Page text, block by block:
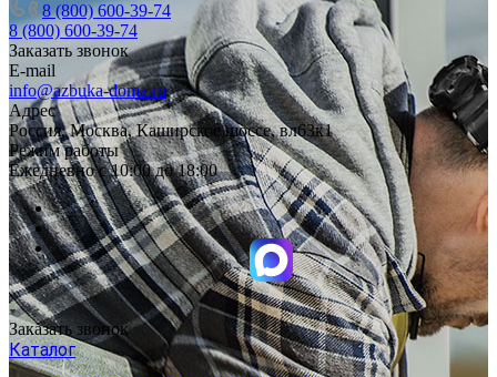
8 (800) 600-39-74
8 (800) 600-39-74
Заказать звонок
E-mail
info@azbuka-doma.ru
Адрес
Россия, Москва, Каширское шоссе, вл63к1
Режим работы
Ежедневно с 10:00 до 18:00
Заказать звонок
Каталог